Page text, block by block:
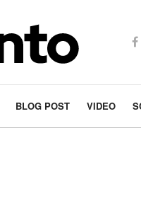
BLOG POST VIDEO